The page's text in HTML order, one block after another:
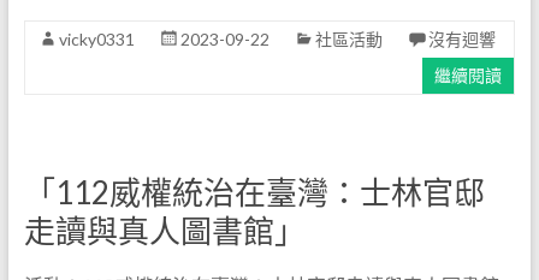
vicky0331 2023-09-22 社區活動
沒有迴響
繼續閱讀
「112威權統治在臺灣：士林官邸
走讀與真人圖書館」